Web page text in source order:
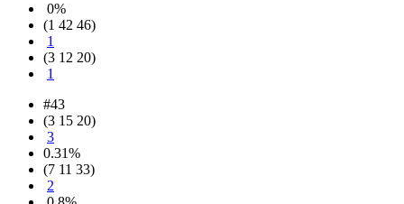
0%
(1 42 46)
1
(3 12 20)
1
#43
(3 15 20)
3
0.31%
(7 11 33)
2